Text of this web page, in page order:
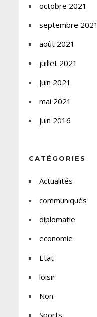
octobre 2021
septembre 2021
août 2021
juillet 2021
juin 2021
mai 2021
juin 2016
CATÉGORIES
Actualités
communiqués
diplomatie
economie
Etat
loisir
Non